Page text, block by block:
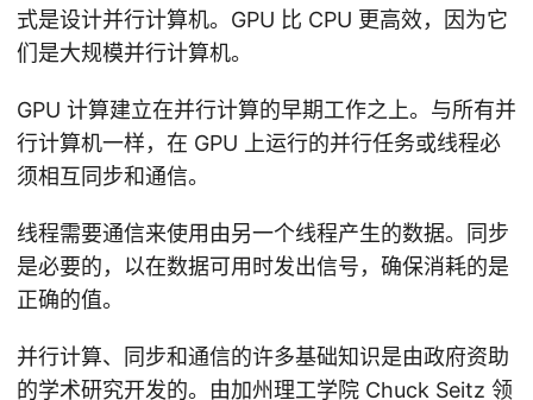
式是设计并行计算机。GPU 比 CPU 更高效，因为它
们是大规模并行计算机。
GPU 计算建立在并行计算的早期工作之上。与所有并
行计算机一样，在 GPU 上运行的并行任务或线程必
须相互同步和通信。
线程需要通信来使用由另一个线程产生的数据。同步
是必要的，以在数据可用时发出信号，确保消耗的是
正确的值。
并行计算、同步和通信的许多基础知识是由政府资助
的学术研究开发的。由加州理工学院 Chuck Seitz 领